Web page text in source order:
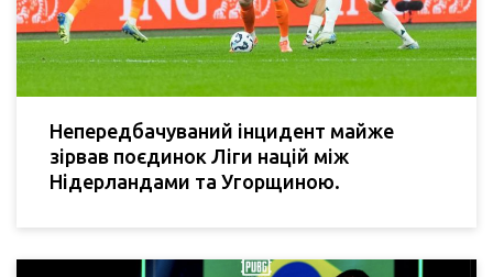
Непередбачуваний інцидент майже
зірвав поєдинок Ліги націй між
Нідерландами та Угорщиною.